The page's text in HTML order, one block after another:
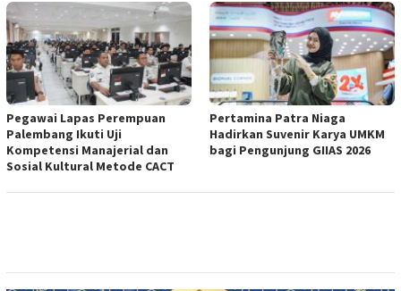
Pegawai Lapas Perempuan
Palembang Ikuti Uji
Kompetensi Manajerial dan
Sosial Kultural Metode CACT
Pertamina Patra Niaga
Hadirkan Suvenir Karya UMKM
bagi Pengunjung GIIAS 2026